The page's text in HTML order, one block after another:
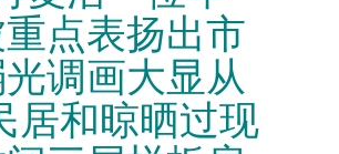
点表扬出市
调画大显从
居和晾晒过现